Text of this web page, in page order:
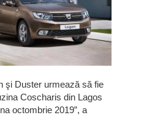
şi Duster urmează să fie
Coscharis din Lagos
octombrie 2019”, a